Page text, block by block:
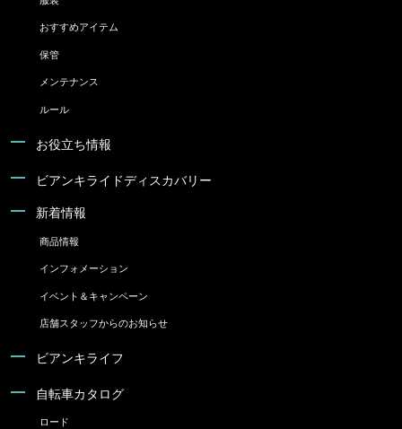
おすすめアイテム
保管
メンテナンス
ルール
お役立ち情報
ビアンキライドディスカバリー
新着情報
商品情報
インフォメーション
イベント＆キャンペーン
店舗スタッフからのお知らせ
ビアンキライフ
自転車カタログ
ロード